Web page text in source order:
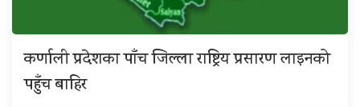
कर्णाली प्रदेशका पाँच जिल्ला राष्ट्रिय प्रसारण लाइनको
पहुँच बाहिर